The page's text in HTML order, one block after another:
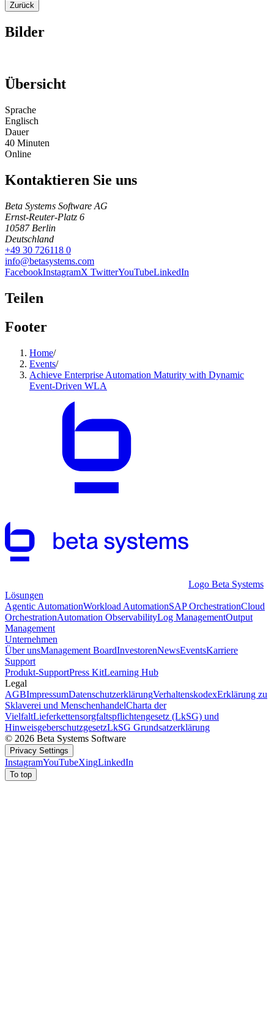
Zurück
Bilder
Übersicht
Sprache
Englisch
Dauer
40 Minuten
Online
Kontaktieren Sie uns
Beta Systems Software AG
Ernst-Reuter-Platz 6
10587 Berlin
Deutschland
+49 30 726118 0
info@betasystems.com
FacebookInstagramX TwitterYouTubeLinkedIn
Teilen
Footer
Home/
Events/
Achieve Enterprise Automation Maturity with Dynamic
Event-Driven WLA
Logo Beta Systems
Lösungen
Agentic AutomationWorkload AutomationSAP OrchestrationCloud
OrchestrationAutomation ObservabilityLog ManagementOutput
Management
Unternehmen
Über unsManagement BoardInvestorenNewsEventsKarriere
Support
Produkt-SupportPress KitLearning Hub
Legal
AGBImpressumDatenschutzerklärungVerhaltenskodexErklärung zu
Sklaverei und MenschenhandelCharta der
VielfaltLieferkettensorgfaltspflichtengesetz (LkSG) und
HinweisgeberschutzgesetzLkSG Grundsatzerklärung
© 2026 Beta Systems Software
Privacy Settings
InstagramYouTubeXingLinkedIn
To top